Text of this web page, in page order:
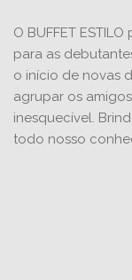
O BUFFET
para as
o início de novas
agrupar os
inesquecível.
todo nosso